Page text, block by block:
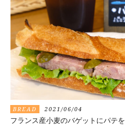
BREAD 2021/06/04
フランス産小麦のバゲットにパテ